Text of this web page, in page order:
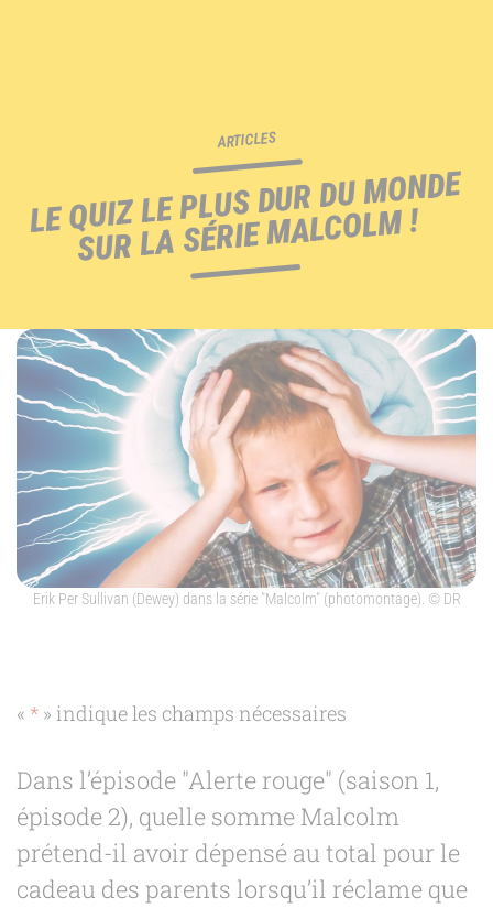
ARTICLES
LE QUIZ LE PLUS DUR DU MONDE
SUR LA SÉRIE MALCOLM !
Erik Per Sullivan (Dewey) dans la série "Malcolm" (photomontage). © DR
« * » indique les champs nécessaires
Dans l’épisode "Alerte rouge" (saison 1,
épisode 2), quelle somme Malcolm
prétend-il avoir dépensé au total pour le
cadeau des parents lorsqu’il réclame que